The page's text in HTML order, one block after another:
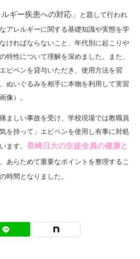
ギー疾患への対応」
と題して行われ
アレルギーに関する基礎知識や実態を学
ければならないこと、年代別に起こりや
特性について理解を深めました。また、
ピペンを貸与いただき、使用方法を習
ぬいぐるみを相手に本物を利用して実習
像）。
ましい事故を受け、学校現場では教職員
を持って」エピペンを使用し有事に対処
ます。 長崎日大の生徒全員の健康と
あらためて重要なポイントを整理するこ
時間となりました。